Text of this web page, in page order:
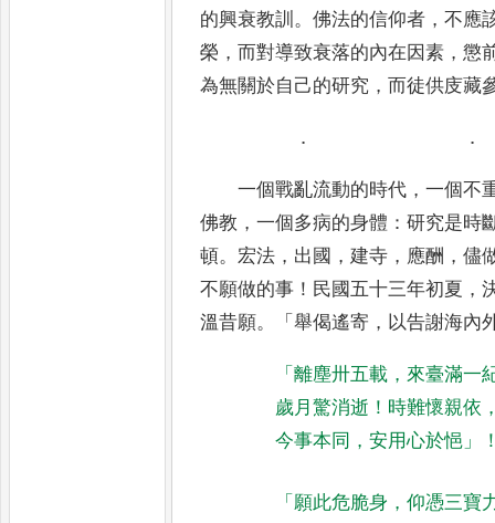
的興衰教訓 。佛法的信仰者 ，不應
榮 ， 而對導致衰落的內在因素 ，懲
為無關於自己的研究 ， 而徒供庋藏
． ．
一個戰亂流動的時代 ，一個不
佛教 ，一個多病的身體 ：研究是時
頓。 宏法 ， 出國 ，建寺 ， 應酬 ，儘
不願做的事 ！ 民國五十三年初夏 ，
溫昔願。 「舉偈遙寄 ， 以告謝海內
「離塵卅五載 ， 來臺滿一
歲月驚消逝 ！ 時難懷親依
今事本同 ，安用心於悒 」
「 願此危脆身 ，仰憑三寶